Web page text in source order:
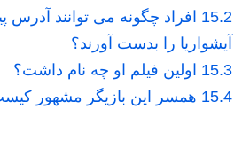
15.2 افراد چگونه می توانند آدرس
آیشواریا را بدست آورند؟
15.3 اولین فیلم او چه نام داشت؟
15.4 همسر این بازیگر مشهور